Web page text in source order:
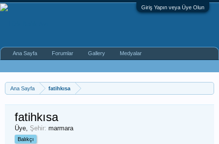
Giriş Yapın veya Üye Olun
Ana Sayfa fatihkısa
fatihkısa
Üye, Şehir: marmara
Balıkçı
Ana Sayfa Forumlar Gallery Medyalar